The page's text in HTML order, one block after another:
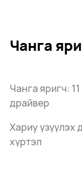
Чанга
Чанга яригч:
драйвер
Хариу үзүүлэх
хүртэл